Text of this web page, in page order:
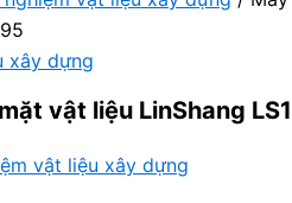
xây dựng
vật liệu LinShang
vật liệu xây dựng